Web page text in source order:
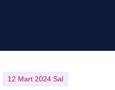
12 Mart 2024 Sal